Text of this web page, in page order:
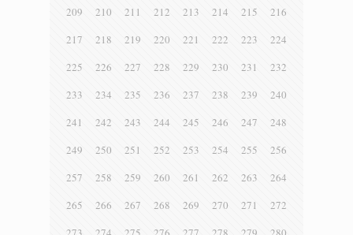
209
210 211 212 213 214 215
216
217
218 219 220 221 222 223
224
225
226 227 228 229 230 231
232
233
234 235 236 237 238 239
240
241
242 243 244 245 246 247
248
249
250 251 252 253 254 255
256
257
258 259 260 261 262 263
264
265
266 267 268 269 270 271
272